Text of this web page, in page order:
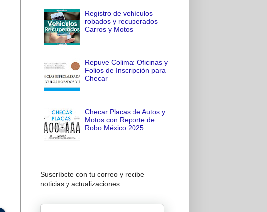
Registro de vehículos
robados y recuperados
Carros y Motos
Repuve Colima: Oficinas y
Folios de Inscripción para
Checar
Checar Placas de Autos y
Motos con Reporte de
Robo México 2025
Suscríbete con tu correo y recibe
noticias y actualizaciones: